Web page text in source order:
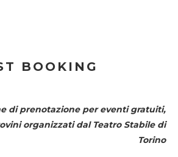
BOOKING
di prenotazione per eventi gratuiti,
organizzati dal Teatro Stabile di
Torino